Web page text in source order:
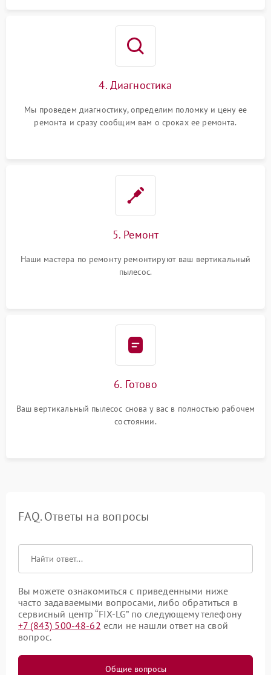
4. Диагностика
Мы проведем диагностику, определим поломку и цену ее
ремонта и сразу сообщим вам о сроках ее ремонта.
5. Ремонт
Наши мастера по ремонту ремонтируют ваш вертикальный
пылесос.
6. Готово
Ваш вертикальный пылесос снова у вас в полностью рабочем
состоянии.
FAQ. Ответы на вопросы
Вы можете ознакомиться с приведенными ниже
часто задаваемыми вопросами, либо обратиться в
сервисный центр “FIX-LG” по следующему телефону
+7 (843) 500-48-62 если не нашли ответ на свой
вопрос.
Общие вопросы